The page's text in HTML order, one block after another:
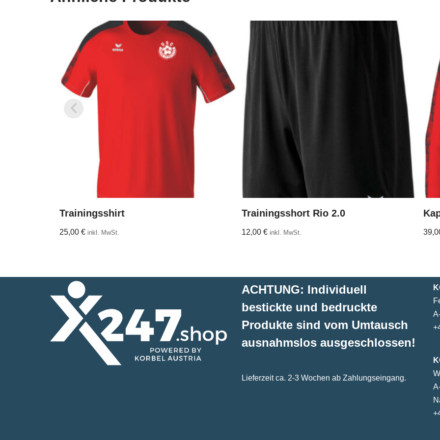
Trainingsshirt
25,00€ inkl. MwSt.
Trainingsshort Rio 2.0
12,00 € inkl. MwSt.
ACHTUNG: Individuell
bestickte und bedruckte
Produkte sind vom Umtausch
ausnahmslos ausgeschlossen!
Lieferzeit ca. 2-3 Wochen ab Zahlungseingang.